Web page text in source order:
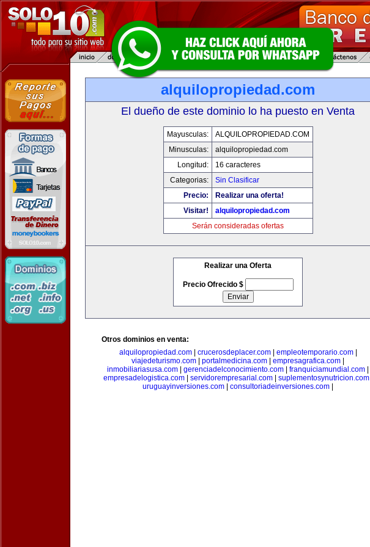
alquilopropiedad.com
El dueño de este dominio lo ha puesto en Venta
Mayusculas:
ALQUILOPROPIEDAD.COM
Minusculas:
alquilopropiedad.com
Longitud:
16 caracteres
Categorias:
Sin Clasificar
Precio:
Realizar una oferta!
Visitar!
alquilopropiedad.com
Serán consideradas ofertas
Realizar una Oferta
Precio Ofrecido $
Otros dominios en venta:
alquilopropiedad.com| crucerosdeplacer.com| empleotemporario.com|
viajedeturismo.com
portalmedicina.com empresagrafica.com
inmobiliariasusa.com
gerenciadelconocimiento.com franquiciamundial.com
empresadelogistica.com| servidorempresarial.com| suplementosynutricion.com|
uruguayinversiones.com
consultoriadeinversiones.com